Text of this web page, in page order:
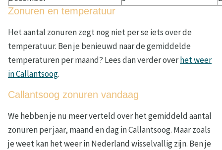
Zonuren en temperatuur
Het aantal zonuren zegt nog niet per se iets over de
temperatuur. Ben je benieuwd naar de gemiddelde
temperaturen per maand? Lees dan verder overhet weer
in Callantsoog.
Callantsoog zonuren vandaag
We hebben je nu meer verteld over het gemiddeld aantal
zonuren per jaar, maand en dag in Callantsoog. Maar zoals
je weet kan het weer in Nederland wisselvallig zijn. Ben je